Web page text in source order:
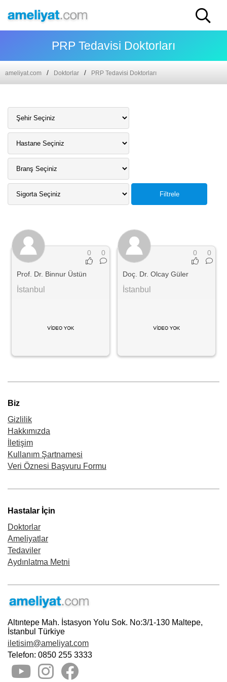
PRP Tedavisi Doktorları
ameliyat.com Doktorlar PRP Tedavisi Doktorları
Filtrele
0 0
Prof. Dr. Binnur Üstün
İstanbul
0 0
Doç. Dr. Olcay Güler
İstanbul
Biz
Gizlilik
Hakkımızda
İletişim
Kullanım Şartnamesi
Veri Öznesi Başvuru Formu
Hastalar İçin
Doktorlar
Ameliyatlar
Tedaviler
Aydınlatma Metni
Altıntepe Mah. İstasyon Yolu Sok. No:3/1-130 Maltepe,
İstanbul Türkiye
iletisim@ameliyat.com
Telefon: 0850 255 3333